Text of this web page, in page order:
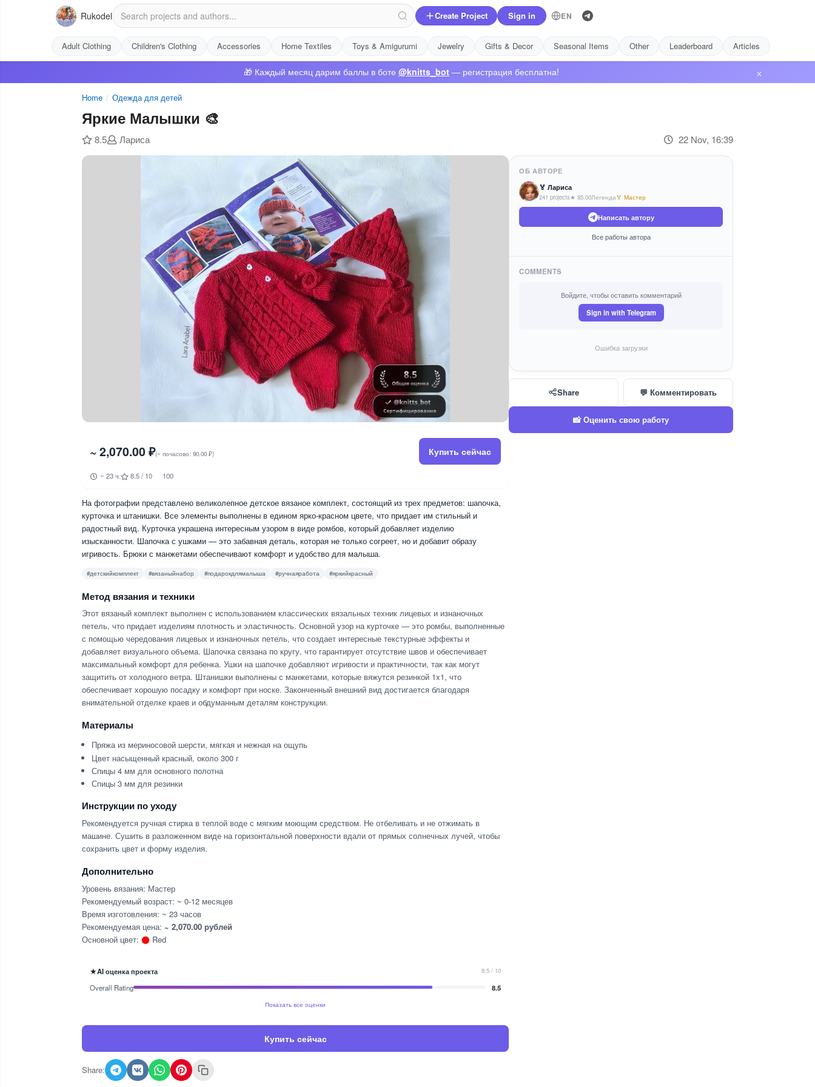
Rukodel Create Project Sign in EN
Adult Clothing Children's Clothing Accessories Home Textiles Toys & Amigurumi Jewelry Gifts & Decor Seasonal Items Other Leaderboard Articles
🎁 Каждый месяц дарим баллы в боте @knitts_bot — регистрация бесплатна! ×
Home / Одежда для детей
Яркие Малышки 🎨
8.5 Лариса 22 Nov, 16:39
~ 2,070.00 ₽(~ почасово: 90.00 ₽) Купить сейчас
~ 23 ч. 8.5 / 10 100
На фотографии представлено великолепное детское вязаное комплект, состоящий из трех предметов: шапочка,
курточка и штанишки. Все элементы выполнены в едином ярко-красном цвете, что придает им стильный и
радостный вид. Курточка украшена интересным узором в виде ромбов, который добавляет изделию
изысканности. Шапочка с ушками — это забавная деталь, которая не только согреет, но и добавит образу
игривость. Брюки с манжетами обеспечивают комфорт и удобство для малыша.
#детскийкомплект #вязаныйнабор #подарокдлямалыша #ручнаяработа #яркийкрасный
Метод вязания и техники
Этот вязаный комплект выполнен с использованием классических вязальных техник лицевых и изнаночных
петель, что придает изделиям плотность и эластичность. Основной узор на курточке — это ромбы, выполненные
с помощью чередования лицевых и изнаночных петель, что создает интересные текстурные эффекты и
добавляет визуального объема. Шапочка связана по кругу, что гарантирует отсутствие швов и обеспечивает
максимальный комфорт для ребенка. Ушки на шапочке добавляют игривости и практичности, так как могут
защитить от холодного ветра. Штанишки выполнены с манжетами, которые вяжутся резинкой 1x1, что
обеспечивает хорошую посадку и комфорт при носке. Законченный внешний вид достигается благодаря
внимательной отделке краев и обдуманным деталям конструкции.
Материалы
Пряжа из мериносовой шерсти, мягкая и нежная на ощупь
Цвет насыщенный красный, около 300 г
Спицы 4 мм для основного полотна
Спицы 3 мм для резинки
Инструкции по уходу
Рекомендуется ручная стирка в теплой воде с мягким моющим средством. Не отбеливать и не отжимать в
машине. Сушить в разложенном виде на горизонтальной поверхности вдали от прямых солнечных лучей, чтобы
сохранить цвет и форму изделия.
Дополнительно
Уровень вязания: Мастер
Рекомендуемый возраст: ~ 0-12 месяцев
Время изготовления: ~ 23 часов
Рекомендуемая цена: ~ 2,070.00 рублей
Основной цвет:
Red
★AI оценка проекта 8.5 / 10
Overall Rating 8.5
Показать все оценки
Купить сейчас
Share:
ОБ АВТОРЕ
🏅 Лариса
241 projects★ 85.00Легенда🏅 Мастер
Написать автору
Все работы автора
COMMENTS
Войдите, чтобы оставить комментарий
Sign in with Telegram
Ошибка загрузки
Share 💬 Комментировать
📸 Оценить свою работу